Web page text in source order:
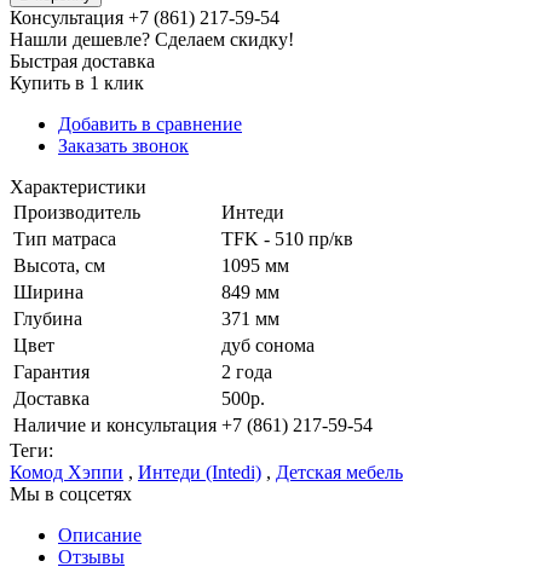
Консультация +7 (861) 217-59-54
Нашли дешевле? Сделаем скидку!
Быстрая доставка
Купить в 1 клик
Добавить в сравнение
Заказать звонок
Характеристики
Производитель
Интеди
Тип матраса
TFK - 510 пр/кв
Высота, см
1095 мм
Ширина
849 мм
Глубина
371 мм
Цвет
дуб сонома
Гарантия
2 года
Доставка
500р.
Наличие и консультация +7 (861) 217-59-54
Теги:
Комод Хэппи , Интеди (Intedi) , Детская мебель
Мы в соцсетях
Описание
Отзывы